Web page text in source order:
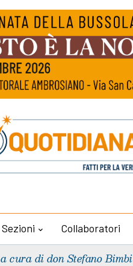
Sezioni Collaboratori
a cura di don Stefano Bimbi